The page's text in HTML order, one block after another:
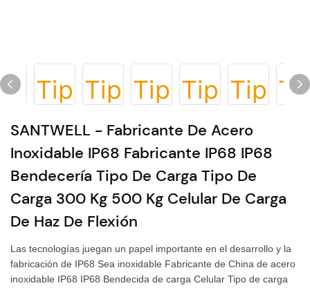
SANTWELL - Fabricante De Acero
Inoxidable IP68 Fabricante IP68 IP68
Bendecería Tipo De Carga Tipo De
Carga 300 Kg 500 Kg Celular De Carga
De Haz De Flexión
Las tecnologías juegan un papel importante en el desarrollo y la
fabricación de IP68 Sea inoxidable Fabricante de China de acero
inoxidable IP68 IP68 Bendecida de carga Celular Tipo de carga